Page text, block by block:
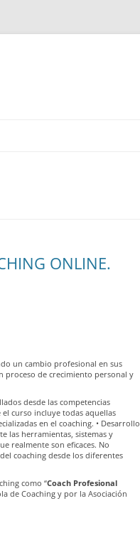
ONLINE.
un cambio profesional en sus
proceso de crecimiento personal y
desde las competencias
curso incluye todas aquellas
en el coaching. • Desarrollo
las herramientas, sistemas y
realmente son eficaces. No
coaching desde los diferentes
como “Coach Profesional
de Coaching y por la Asociación